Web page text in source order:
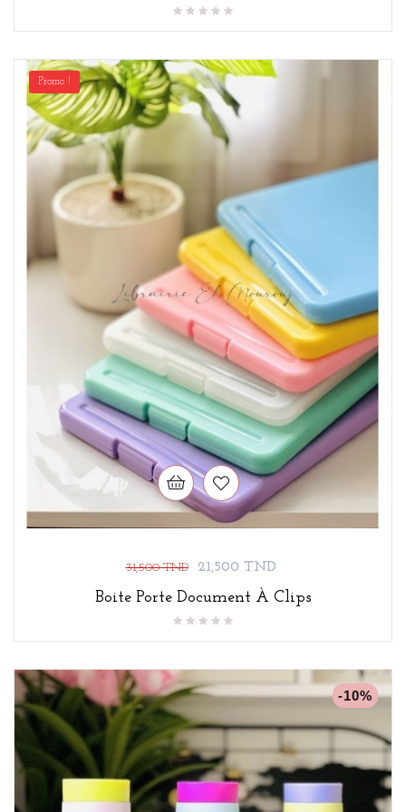
Promo !
Prix
base
31,500 TND Prix
21,500 TND
Boite Porte Document À Clips
-10%